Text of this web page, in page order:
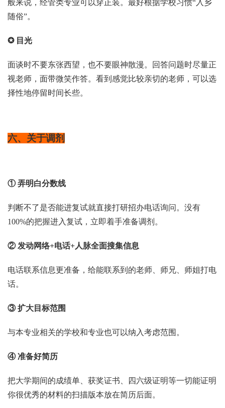
般来说，经管类专业可以穿正装。最好根据学校习惯“入乡
随俗”。
✪ 目光
面谈时不要东张西望，也不要眼神散漫。回答问题时尽量正
视老师，面带微笑作答。看到感觉比较亲切的老师，可以选
择性地停留时间长些。
六、关于调剂
① 弄明白分数线
判断不了是否能进复试就直接打研招办电话询问。没有
100%的把握进入复试，立即着手准备调剂。
② 发动网络+电话+人脉全面搜集信息
电话联系信息更准备，给能联系到的老师、师兄、师姐打电
话。
③ 扩大目标范围
与本专业相关的学校和专业也可以纳入考虑范围。
④ 准备好简历
把大学期间的成绩单、获奖证书、四六级证明等一切能证明
你很优秀的材料的扫描版本放在简历后面。